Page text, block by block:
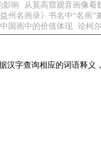
影响
从莫高窟观音画像看
州名画录》书名中“名画”
国画中的价值体现 论柯
汉字查询相应的词语释